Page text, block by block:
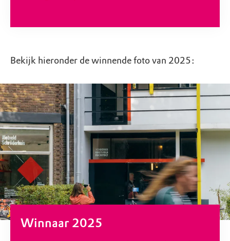
Bekijk hieronder de winnende foto van 2025:
Winnaar 2025